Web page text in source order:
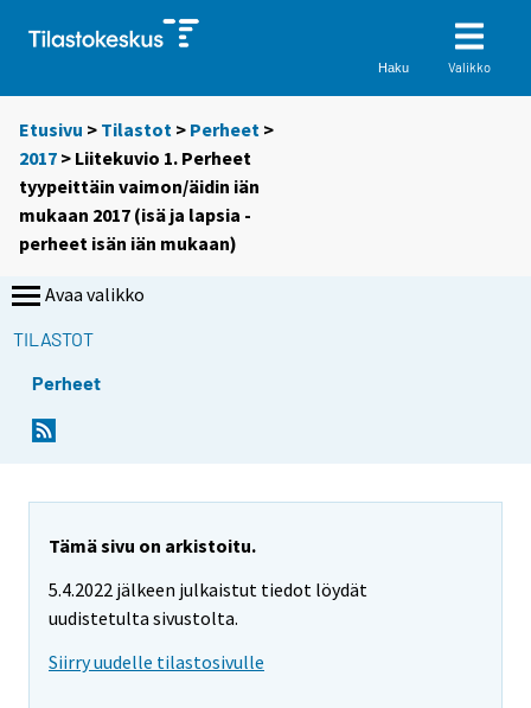
Haku Valikko
Etusivu > Tilastot > Perheet >
2017 > Liitekuvio 1. Perheet
tyypeittäin vaimon/äidin iän
mukaan 2017 (isä ja lapsia -
perheet isän iän mukaan)
Avaa valikko
TILASTOT
Perheet
Tämä sivu on arkistoitu.
5.4.2022 jälkeen julkaistut tiedot löydät
uudistetulta sivustolta.
Siirry uudelle tilastosivulle